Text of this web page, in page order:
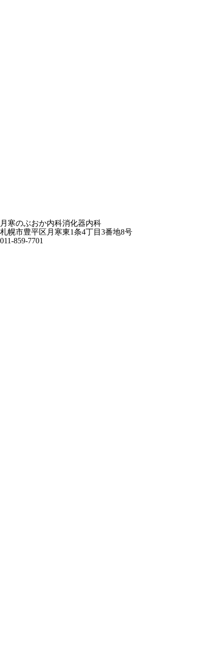
月寒のぶおか内科消化器内科
札幌市豊平区月寒東1条4丁目3番地8号
011-859-7701